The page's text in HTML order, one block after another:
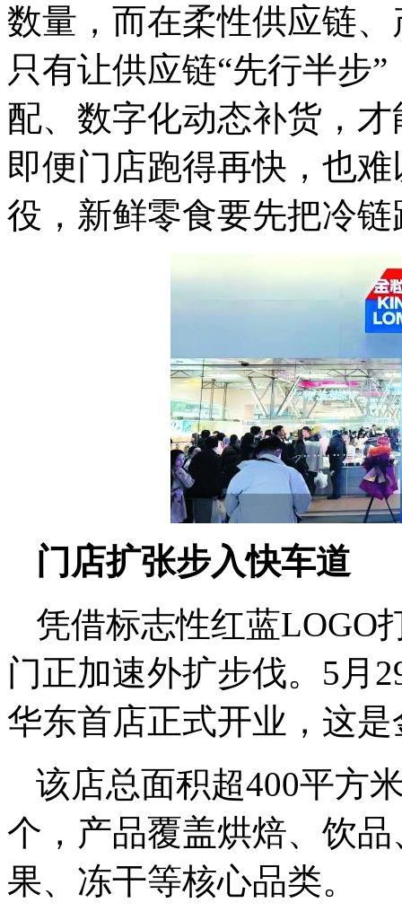
数量，而在柔性供应链
只有让供应链“先行半步
配、数字化动态补货，
即便门店跑得再快，也
役，新鲜零食要先把冷链
门店扩张步入快车道
凭借标志性红蓝LOGO
门正加速外扩步伐。5月
华东首店正式开业，这
该店总面积超400平方
个，产品覆盖烘焙、饮
果、冻干等核心品类。